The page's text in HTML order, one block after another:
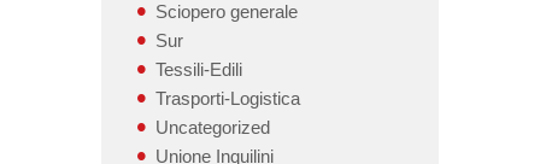
Sciopero generale
Sur
Tessili-Edili
Trasporti-Logistica
Uncategorized
Unione Inquilini